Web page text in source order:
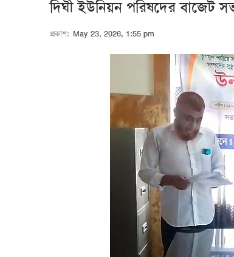
দিঘী ইউনিয়ন পরিষদের বাজেট
প্রকাশ: May 23, 2026, 1:55 pm